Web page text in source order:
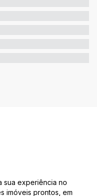
sua experiência no
imóveis prontos, em